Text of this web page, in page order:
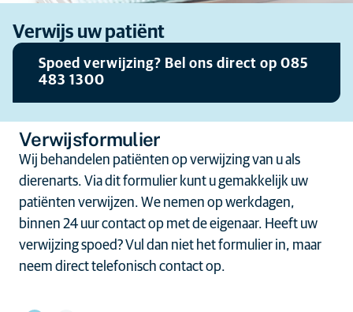
Verwijs uw patiënt
Spoed verwijzing? Bel ons direct op 085
483 1300
Verwijsformulier
Wij behandelen patiënten op verwijzing van u als
dierenarts. Via dit formulier kunt u gemakkelijk uw
patiënten verwijzen. We nemen op werkdagen,
binnen 24 uur contact op met de eigenaar. Heeft uw
verwijzing spoed? Vul dan niet het formulier in, maar
neem direct telefonisch contact op.